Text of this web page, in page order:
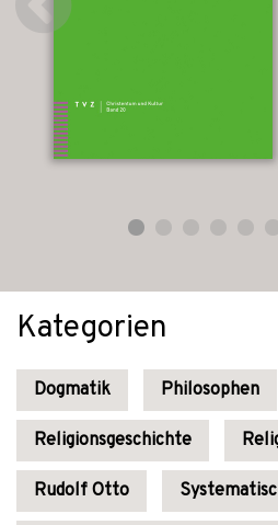
Kategorien
Dogmatik Philosophen
Religionsgeschichte
Rudolf Otto